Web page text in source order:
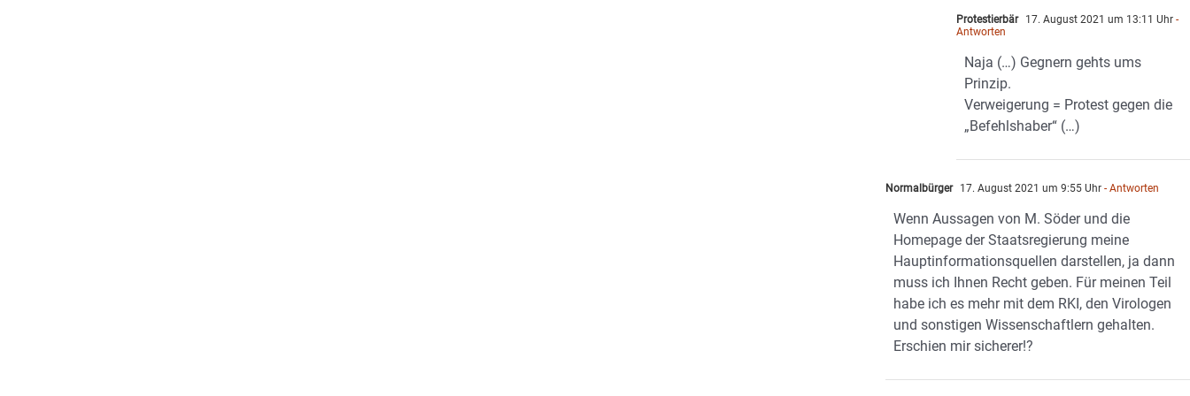
Protestierbär 17. August 2021 um 13:11 Uhr -
Antworten
Naja (…) Gegnern gehts ums
Prinzip.
Verweigerung = Protest gegen die
„Befehlshaber“ (…)
Normalbürger 17. August 2021 um 9:55 Uhr - Antworten
Wenn Aussagen von M. Söder und die
Homepage der Staatsregierung meine
Hauptinformationsquellen darstellen, ja dann
muss ich Ihnen Recht geben. Für meinen Teil
habe ich es mehr mit dem RKI, den Virologen
und sonstigen Wissenschaftlern gehalten.
Erschien mir sicherer!?